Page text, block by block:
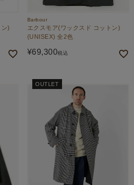
ン)
Barbour
エクスモア(ワックスド コットン)
(UNISEX) 全2色
¥69,300税込
OUTLET